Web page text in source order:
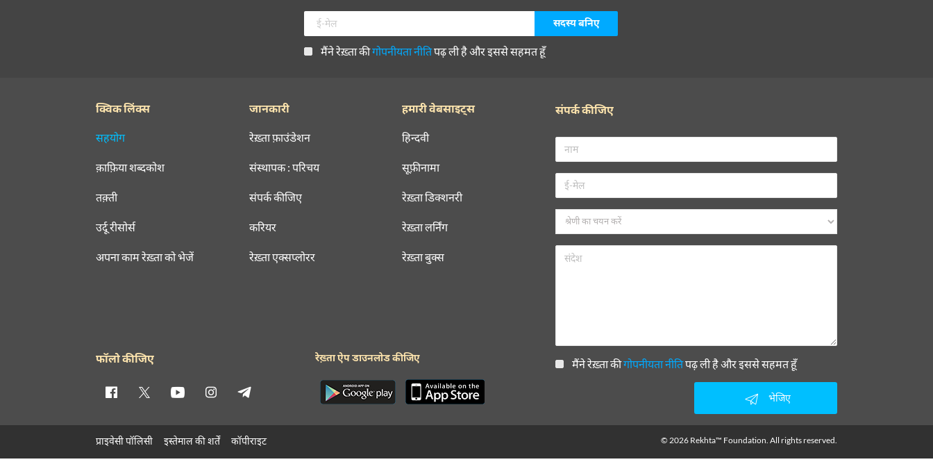
ज़फ़र जमील
मैंने रेख़्ता कीगोपनीयता नीतिपढ़ ली है और इससे सहमत हूँ
क्विक लिंक्स
सहयोग
क़ाफ़िया शब्दकोश
तक़्ती
उर्दू रीसोर्स
अपना काम रेख़्ता को भेजें
जानकारी
रेख़्ता फ़ाउंडेशन
संस्थापक : परिचय
संपर्क कीजिए
करियर
रेख़्ता एक्सप्लोरर
हमारी वेबसाइट्स
हिन्दवी
सूफ़ीनामा
रेख़्ता डिक्शनरी
रेख़्ता लर्निंग
रेख़्ता बुक्स
संपर्क कीजिए
मैंने रेख़्ता कीगोपनीयता नीतिपढ़ ली है और इससे सहमत हूँ
भेजिए
फॉलो कीजिए रेख़्ता ऐप डाउनलोड कीजिए
प्राइवेसी पॉलिसी इस्तेमाल की शर्तें कॉपीराइट © 2026 Rekhta™ Foundation. All rights reserved.